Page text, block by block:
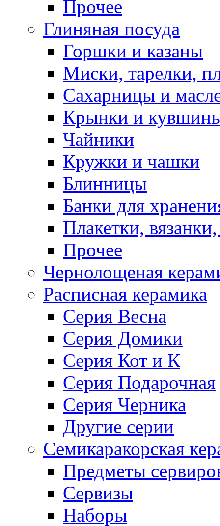
Прочее
Глиняная посуда
Горшки и казаны
Миски, тарелки,
Сахарницы и
Крынки и
Чайники
Кружки и чашки
Блинницы
Банки для
Плакетки,
Прочее
Чернолощеная
Расписная керамика
Серия Весна
Серия Домики
Серия Кот и К
Серия Подарочная
Серия Черника
Другие серии
Семикаракорская
Предметы
Сервизы
Наборы